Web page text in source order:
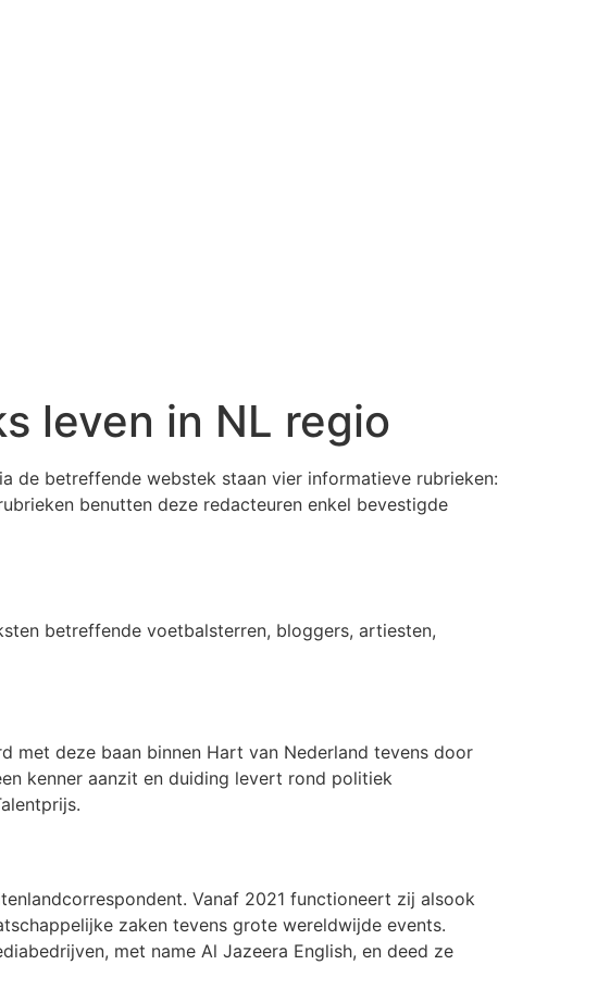
leven in NL regio
de betreffende webstek staan vier informatieve rubrieken:
benutten deze redacteuren enkel bevestigde
betreffende voetbalsterren, bloggers, artiesten,
met deze baan binnen Hart van Nederland tevens door
kenner aanzit en duiding levert rond politiek
Vanaf 2021 functioneert zij alsook
zaken tevens grote wereldwijde events.
met name Al Jazeera English, en deed ze